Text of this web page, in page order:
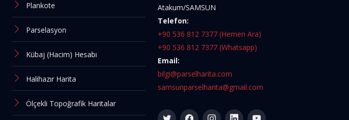
Plankote
Parselasyon
Kübaj (Hacim) Hesabı
Halihazır Harita
Ölçekli Topoğrafik Haritalar
Atakum/SAMSUN
Telefon:
+90 536 812 7377 (Hemen Ara)
+90 536 812 7377 (Whatsapp)
Email:
bilgi@parselharita.com
samsunparselharita@gmail.com